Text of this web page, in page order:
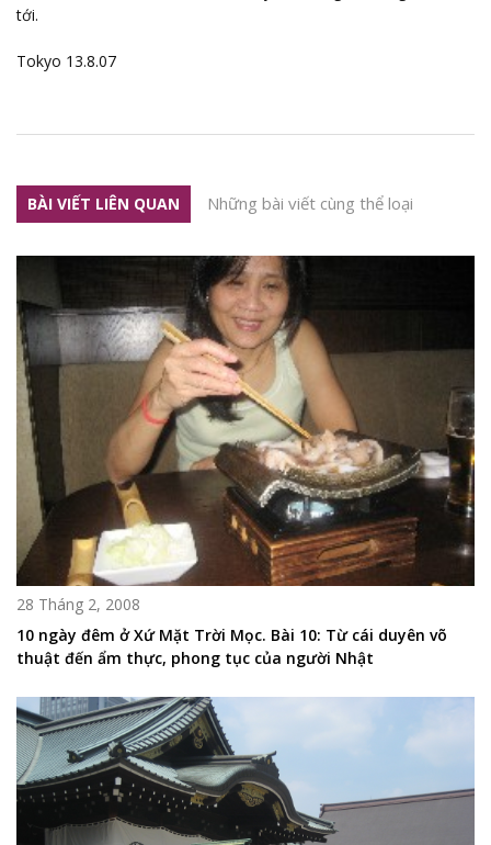
tới.
Tokyo 13.8.07
BÀI VIẾT LIÊN QUAN Những bài viết cùng thể loại
28 Tháng 2, 2008
10 ngày đêm ở Xứ Mặt Trời Mọc. Bài 10: Từ cái duyên võ
thuật đến ẩm thực, phong tục của người Nhật